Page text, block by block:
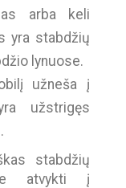
arba keli
yra stabdžių
lynuose.
užneša į
užstrigęs
stabdžių
atvykti į